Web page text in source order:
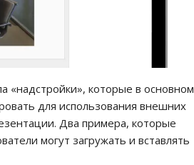
«надстройки», которые в основном
для использования внешних
Два примера, которые
могут загружать и вставлять